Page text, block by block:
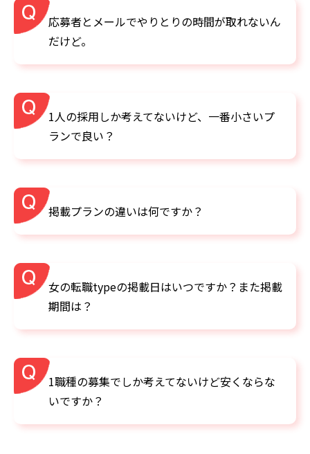
応募者とメールでやりとりの時間が取れないん
だけど。
1人の採用しか考えてないけど、一番小さいプ
ランで良い？
掲載プランの違いは何ですか？
女の転職typeの掲載日はいつですか？また掲載
期間は？
1職種の募集でしか考えてないけど安くならな
いですか？